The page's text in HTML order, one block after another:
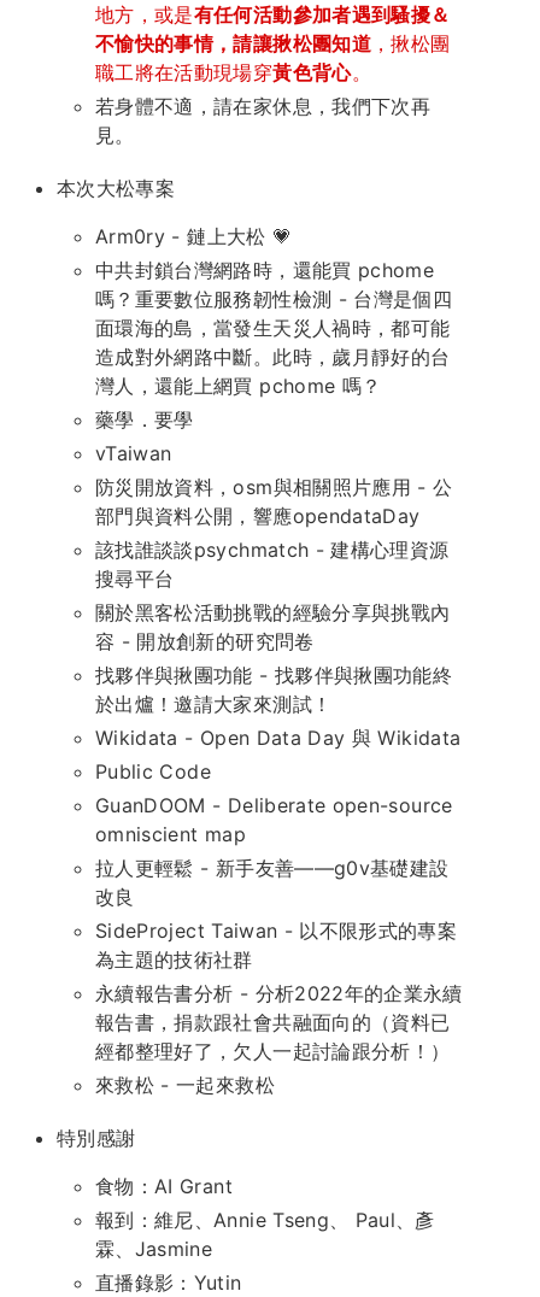
地方，或是有任何活動參加者遇到騷擾＆
不愉快的事情，請讓揪松團知道，揪松團
職工將在活動現場穿黃色背心。
若身體不適，請在家休息，我們下次再
見。
本次大松專案
Arm0ry - 鏈上大松 💗
中共封鎖台灣網路時，還能買 pchome
嗎？重要數位服務韌性檢測 - 台灣是個四
面環海的島，當發生天災人禍時，都可能
造成對外網路中斷。此時，歲月靜好的台
灣人，還能上網買 pchome 嗎？
藥學．要學
vTaiwan
防災開放資料，osm與相關照片應用 - 公
部門與資料公開，響應opendataDay
該找誰談談psychmatch - 建構心理資源
搜尋平台
關於黑客松活動挑戰的經驗分享與挑戰內
容 - 開放創新的研究問卷
找夥伴與揪團功能 - 找夥伴與揪團功能終
於出爐！邀請大家來測試！
Wikidata - Open Data Day 與 Wikidata
Public Code
GuanDOOM - Deliberate open-source
omniscient map
拉人更輕鬆 - 新手友善——g0v基礎建設
改良
SideProject Taiwan - 以不限形式的專案
為主題的技術社群
永續報告書分析 - 分析2022年的企業永續
報告書，捐款跟社會共融面向的（資料已
經都整理好了，欠人一起討論跟分析！）
來救松 - 一起來救松
特別感謝
食物：AI Grant
報到：維尼、Annie Tseng、 Paul、彥
霖、Jasmine
直播錄影：Yutin